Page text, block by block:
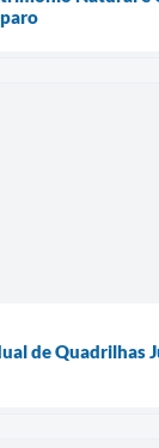
de Quadrilhas